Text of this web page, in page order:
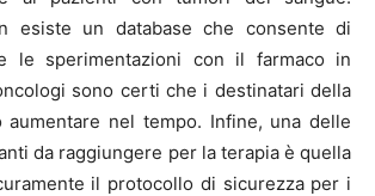
esiste un database che consente di
le sperimentazioni con il farmaco in
sono certi che i destinatari della
aumentare nel tempo. Infine, una delle
da raggiungere per la terapia è quella
il protocollo di sicurezza per i